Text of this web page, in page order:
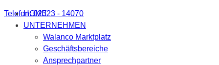
Telefon: 02323 - 14070
HOME
UNTERNEHMEN
Walanco Marktplatz
Geschäftsbereiche
Ansprechpartner